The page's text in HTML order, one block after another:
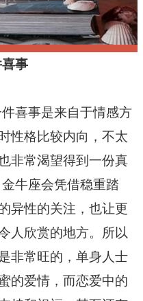
事
喜事是来自于情感方
性格比较内向，不太
非常渴望得到一份真
牛座会凭借稳重踏
异性的关注，也让更
人欣赏的地方。所以
非常旺的，单身人士
的爱情，而恋爱中的